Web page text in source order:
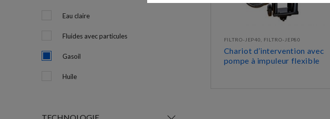
Eau claire
Fluides avec particules
Gasoil
Huile
FILTRO-JEP40, FILTRO-JEP80
Chariot d’intervention avec
pompe à impuleur flexible